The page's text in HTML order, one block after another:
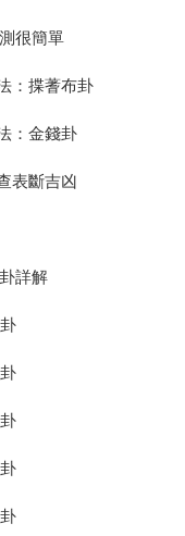
很簡單
揲蓍布卦
金錢卦
斷吉凶
詳解